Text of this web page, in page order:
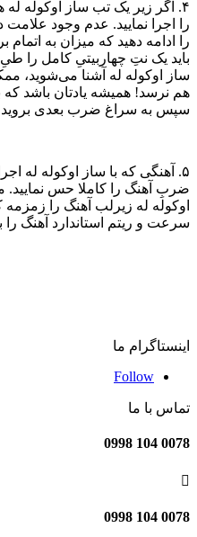
۴. اگر زیر یک تب ساز اوکوله
را اجرا نمایید. عدم وجود
باید یک نتِ چهاربیتیِ کامل را طیِ
سپس به سراغ ضرب بعدی
۵. آهنگی که با ساز اوکوله له
ضربِ آهنگ را کاملا حس نمایید.
اوکوله له زیرلب آهنگ را زمزمه
سرعت و ریتم استاندارد آهنگ را
اینستاگرام ما
Follow
تماس با ما
0078 104 0998

0078 104 0998